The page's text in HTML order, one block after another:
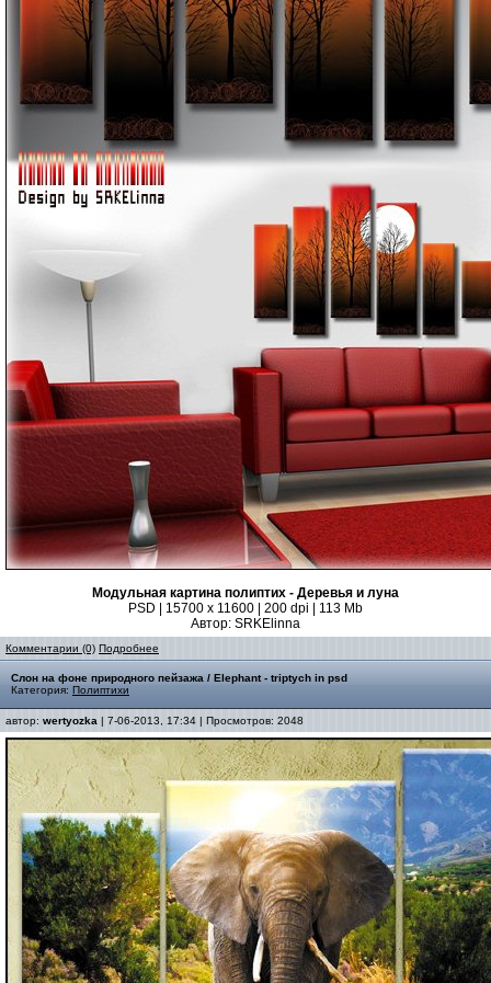
Модульная картина полиптих - Деревья и луна
PSD | 15700 x 11600 | 200 dpi | 113 Mb
Автор: SRKElinna
Комментарии (0) Подробнее
Слон на фоне природного пейзажа / Elephant - triptych in psd
Категория: Полиптихи
автор: wertyozka | 7-06-2013, 17:34 | Просмотров: 2048